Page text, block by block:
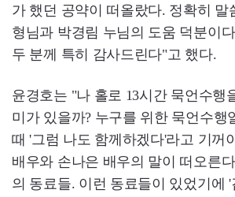
가 했던 공약이 떠올랐다. 정확히 말
형님과 박경림 누님의 도움 덕분이
두 분께 특히 감사드린다"고 했다.
윤경호는 "나 홀로 13시간 묵언수행
미가 있을까? 누구를 위한 묵언수행
때 '그럼 나도 함께하겠다'라고 기꺼
배우와 손나은 배우의 말이 떠오른
의 동료들. 이런 동료들이 있었기에 '